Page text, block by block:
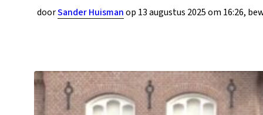
doorSander Huismanop 13 augustus 2025 om 16:26,